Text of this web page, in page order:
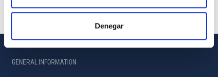
Denegar
GENERAL INFORMATION